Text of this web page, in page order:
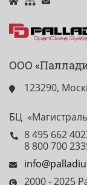
ООО
123290,
БЦ
8 495 662
8 800 700
2000 - 2025